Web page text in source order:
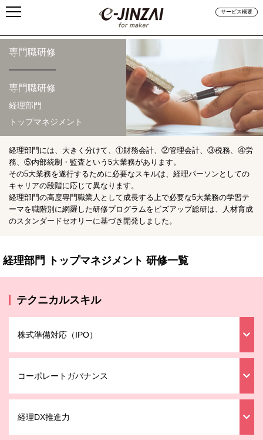
サービス概要
専門職研修
専門職研修
経理部門
トップマネジメント
経理部門には、大きく分けて、①財務会計、②管理会計、③税務、④労
務、⑤内部統制・監査という5大業務があります。
その5大業務を遂行するために必要なスキルは、経理パーソンとしての
キャリアの段階に応じて異なります。
経理部門の高度専門職業人として成長する上で必要な5大業務の学習テ
ーマを職階別に網羅した研修プログラムをビズアップ総研は、人材育成
のスタンダードセオリーに基づき開発しました。
経理部門 トップマネジメント 研修一覧
テクニカルスキル
株式準備対応（IPO）
コーポレートガバナンス
経理DX推進力